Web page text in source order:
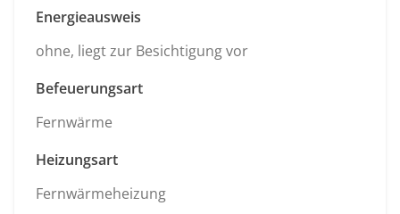
Energieausweis
ohne, liegt zur Besichtigung vor
Befeuerungsart
Fernwärme
Heizungsart
Fernwärmeheizung